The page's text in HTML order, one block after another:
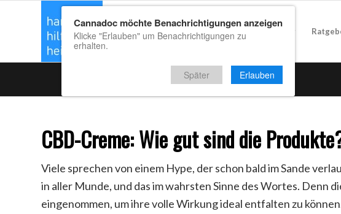
CBD Kaufratgeber
CBD-Creme: Wie gut sind die
Viele sprechen von einem Hype, der schon bald im Sande
in aller Munde, und das im wahrsten Sinne des Wortes. Denn
eingenommen, um ihre volle Wirkung ideal entfalten zu
Cannadoc möchte Benachrichtigungen anzeigen
Klicke "Erlauben" um Benachrichtigungen zu
erhalten.
Später Erlauben